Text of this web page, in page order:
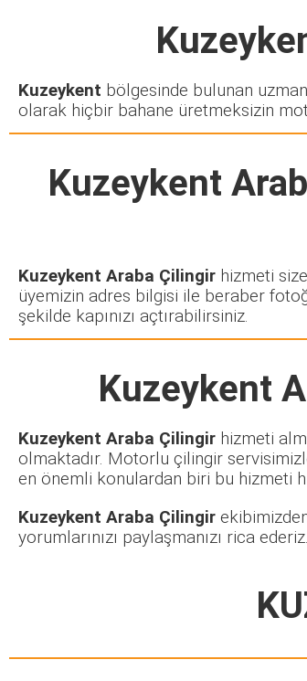
Kuzeykent bölgesinde bulunan
olarak hiçbir bahane üretmeksizin
Kuzeykent
Kuzeykent Araba Çilingir hizmeti
üyemizin adres bilgisi ile beraber
şekilde kapınızı açtırabilirsiniz.
Kuzeykent
Kuzeykent Araba Çilingir hizmeti
olmaktadır. Motorlu çilingir
en önemli konulardan biri bu hizmeti
Kuzeykent Araba Çilingir
yorumlarınızı paylaşmanızı rica ederiz.